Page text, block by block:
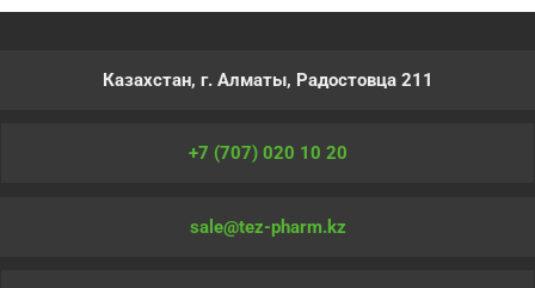
Казахстан, г. Алматы, Радостовца 211
+7 (707) 020 10 20
sale@tez-pharm.kz